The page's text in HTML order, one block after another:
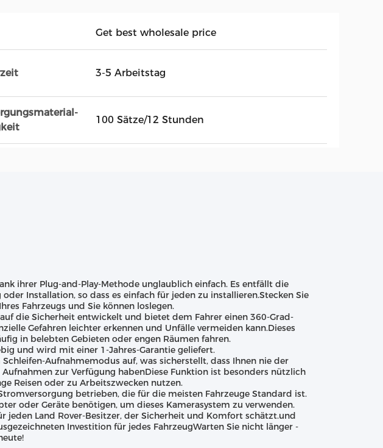
Get best wholesale price
3-5 Arbeitstag
100 Sätze/12 Stunden
ihrer Plug-and-Play-Methode unglaublich einfach. Es entfällt die
Installation, so dass es einfach für jeden zu installieren.Stecken Sie
Fahrzeugs und Sie können loslegen.
die Sicherheit entwickelt und bietet dem Fahrer einen 360-Grad-
Gefahren leichter erkennen und Unfälle vermeiden kann.Dieses
in belebten Gebieten oder engen Räumen fahren.
und wird mit einer 1-Jahres-Garantie geliefert.
Aufnahmemodus auf, was sicherstellt, dass Ihnen nie der
zur Verfügung habenDiese Funktion ist besonders nützlich
Reisen oder zu Arbeitszwecken nutzen.
betrieben, die für die meisten Fahrzeuge Standard ist.
oder Geräte benötigen, um dieses Kamerasystem zu verwenden.
jeden Land Rover-Besitzer, der Sicherheit und Komfort schätzt.und
Investition für jedes FahrzeugWarten Sie nicht länger -